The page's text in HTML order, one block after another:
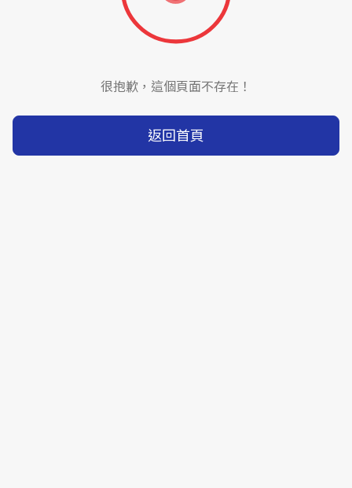
很抱歉，這個頁面不存在！
返回首頁